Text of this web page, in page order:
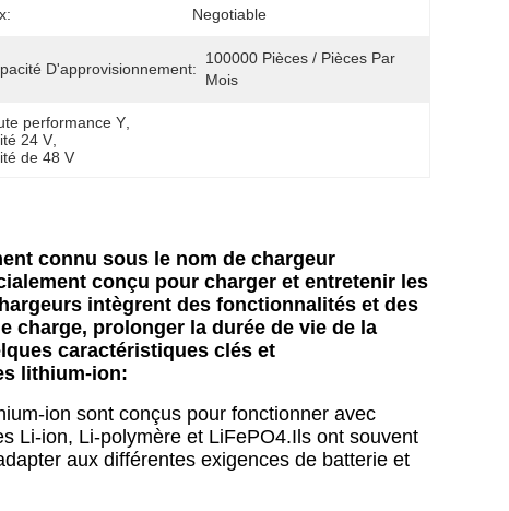
Negotiable
D'approvisionnement:
100000 Pièces / Pièces Par
Mois
performance Y
24 V
de 48 V
connu sous le nom de chargeur
conçu pour charger et entretenir les
intègrent des fonctionnalités et des
charge, prolonger la durée de vie de la
caractéristiques clés et
lithium-ion:
ion sont conçus pour fonctionner avec
Li-ion, Li-polymère et LiFePO4.Ils ont souvent
aux différentes exigences de batterie et